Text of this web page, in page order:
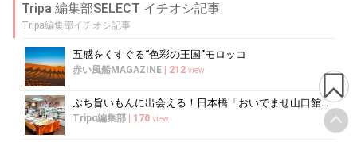
Tripa 編集部SELECT イチオシ記事
Tripa編集部イチオシ記事
五感をくすぐる“色彩の王国”モロッコ
赤い風船MAGAZINE 212 view
ぶち旨いもんに出会える！日本橋「おいでませ山口館」で買うべき銘品ガイド
Tripα編集部 170 view